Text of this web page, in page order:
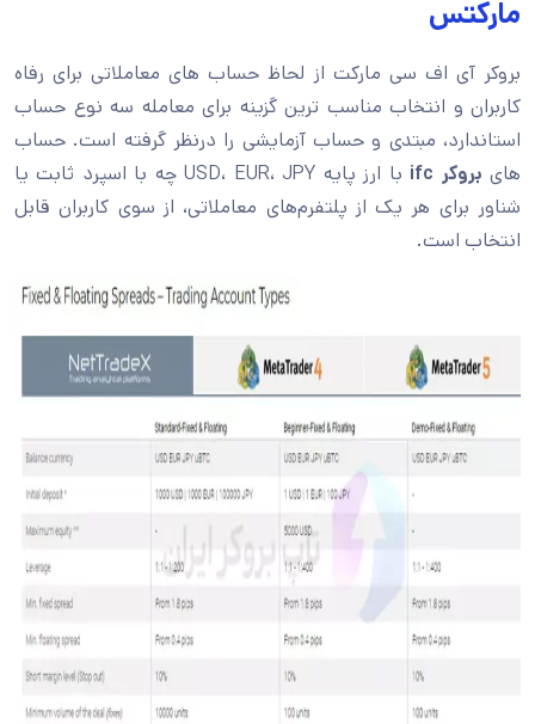
مارکتس
بروکر آی اف سی مارکت از لحاظ حساب های معاملاتی برای رفاه
کاربران و انتخاب مناسب ترین گزینه برای معامله سه نوع حساب
استاندارد، مبتدی و حساب آزمایشی را درنظر گرفته است. حساب
های بروکر ifc
با ارز پایه USD، EUR، JPY چه با اسپرد ثابت یا
شناور برای هر یک از پلتفرم‌های معاملاتی، از سوی کاربران قابل
انتخاب است.